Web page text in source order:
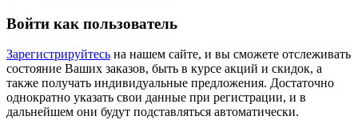
Войти как пользователь
Зарегистрируйтесь на нашем сайте, и вы сможете отслеживать
состояние Ваших заказов, быть в курсе акций и скидок, а
также получать индивидуальные предложения. Достаточно
однократно указать свои данные при регистрации, и в
дальнейшем они будут подставляться автоматически.